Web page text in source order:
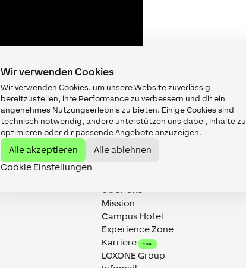
Wir verwenden Cookies
Wir verwenden Cookies, um unsere Website zuverlässig
bereitzustellen, ihre Performance zu verbessern und dir ein
angenehmes Nutzungserlebnis zu bieten. Einige Cookies sind
technisch notwendig, andere unterstützen uns dabei, Inhalte zu
optimieren oder dir passende Angebote anzuzeigen.
Alle akzeptieren
Alle ablehnen
Cookie Einstellungen
Mission
Campus Hotel
Experience Zone
Karriere
104
LOXONE Group